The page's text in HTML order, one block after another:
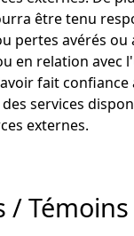
être tenu
pertes avérés ou
en relation avec
fait confiance
services
externes.
/ Témoins